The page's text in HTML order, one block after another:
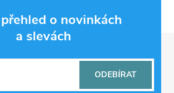
o novinkách
a slevách
ODEBÍRAT